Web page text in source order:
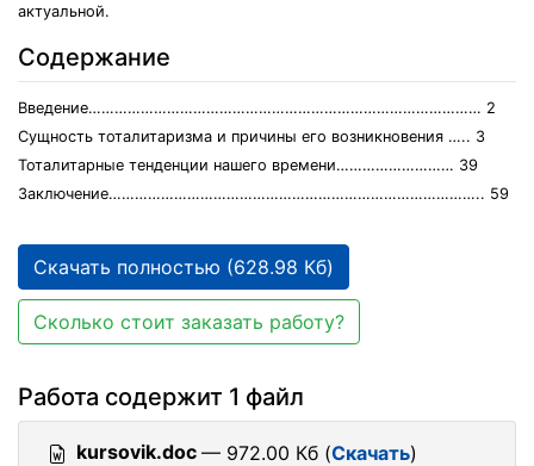
актуальной.
Содержание
Введение……………………………………………………………………………… 2
Сущность тоталитаризма и причины его возникновения ….. 3
Тоталитарные тенденции нашего времени……………………… 39
Заключение………………………………………………………………………….. 59
Скачать полностью (628.98 Кб)
Сколько стоит заказать работу?
Работа содержит 1 файл
kursovik.doc — 972.00 Кб (Скачать)